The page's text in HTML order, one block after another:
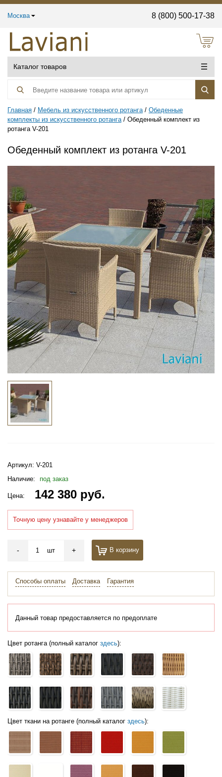
Москва 8 (800) 500-17-38
Каталог товаров
Главная Мебель из искусственного ротанга
Обеденные
комплекты из искусственного ротанга
Обеденный комплект из
ротанга V-201
Обеденный комплект из ротанга V-201
Артикул: V-201
Наличие:
под заказ
Цена: 142 380 руб.
Точную цену узнавайте у менеджеров
- шт + В корзину
Способы оплаты Доставка Гарантия
Данный товар предоставляется по предоплате
Цвет ротанга (полный каталог здесь):
Цвет ткани на ротанге (полный каталог здесь):